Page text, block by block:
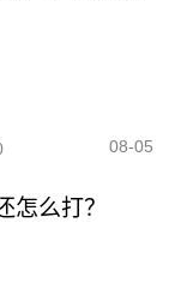
08-05
怎么打？